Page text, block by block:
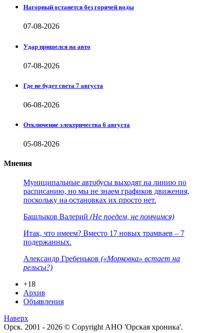
Нагорный останется без горячей воды
07-08-2026
Удар пришелся на авто
07-08-2026
Где не будет света 7 августа
06-08-2026
Отключение электричества 6 августа
05-08-2026
Мнения
Муниципальные автобусы выходят на линию по
расписанию, но мы не знаем графиков движения,
поскольку на остановках их просто нет.
Башлыков Валерий (Не поедем, не помчимся)
Итак, что имеем? Вместо 17 новых трамваев – 7
подержанных.
Александр Гребеньков («Морковка» встает на
рельсы?)
+18
Архив
Объявления
Наверх
Орск. 2001 - 2026 © Copyright АНО 'Орская хроника'.